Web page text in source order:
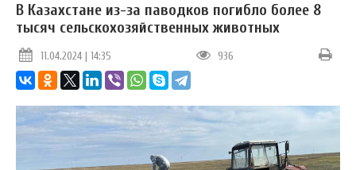
В Казахстане из-за паводков погибло более 8
тысяч сельскохозяйственных животных
11.04.2024 | 14:35 936